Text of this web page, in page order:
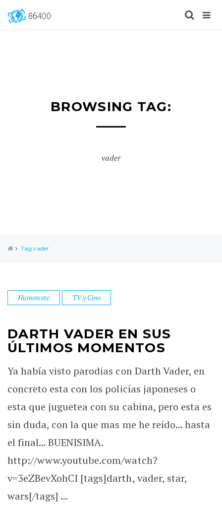
BROWSING TAG:
vader
Tag:vader
Humorcete TV y Cine
DARTH VADER EN SUS
ÚLTIMOS MOMENTOS
Ya había visto parodias con Darth Vader, en
concreto esta con los policías japoneses o
esta que juguetea con su cabina, pero esta es
sin duda, con la que mas me he reído... hasta
el final... BUENISIMA.
http://www.youtube.com/watch?
v=3eZBevXohCI [tags]darth, vader, star,
wars[/tags] ...